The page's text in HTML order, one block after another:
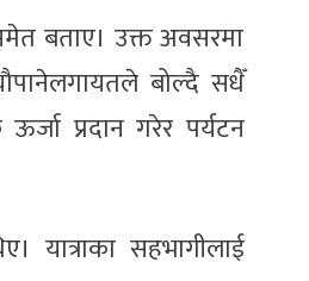
बताए। उक्त अवसरमा
बोल्दै सधैँ
प्रदान गरेर पर्यटन
यात्राका सहभागीलाई